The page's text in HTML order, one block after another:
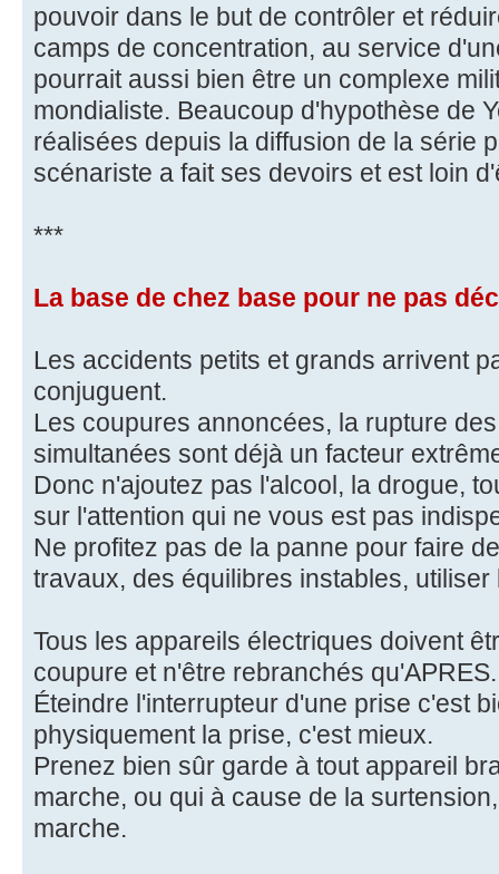
pouvoir dans le but de contrôler et
camps de concentration, au service
pourrait aussi bien être un complexe
mondialiste. Beaucoup d'hypothèse de
réalisées depuis la diffusion de la série
scénariste a fait ses devoirs et est loin
***
La base de chez base pour ne pas
Les accidents petits et grands arrivent
conjuguent.
Les coupures annoncées, la rupture
simultanées sont déjà un facteur
Donc n'ajoutez pas l'alcool, la drogue,
sur l'attention qui ne vous est pas
Ne profitez pas de la panne pour faire
travaux, des équilibres instables,
Tous les appareils électriques doivent
coupure et n'être rebranchés qu'APRES.
Éteindre l'interrupteur d'une prise c'est
physiquement la prise, c'est mieux.
Prenez bien sûr garde à tout appareil
marche, ou qui à cause de la
marche.